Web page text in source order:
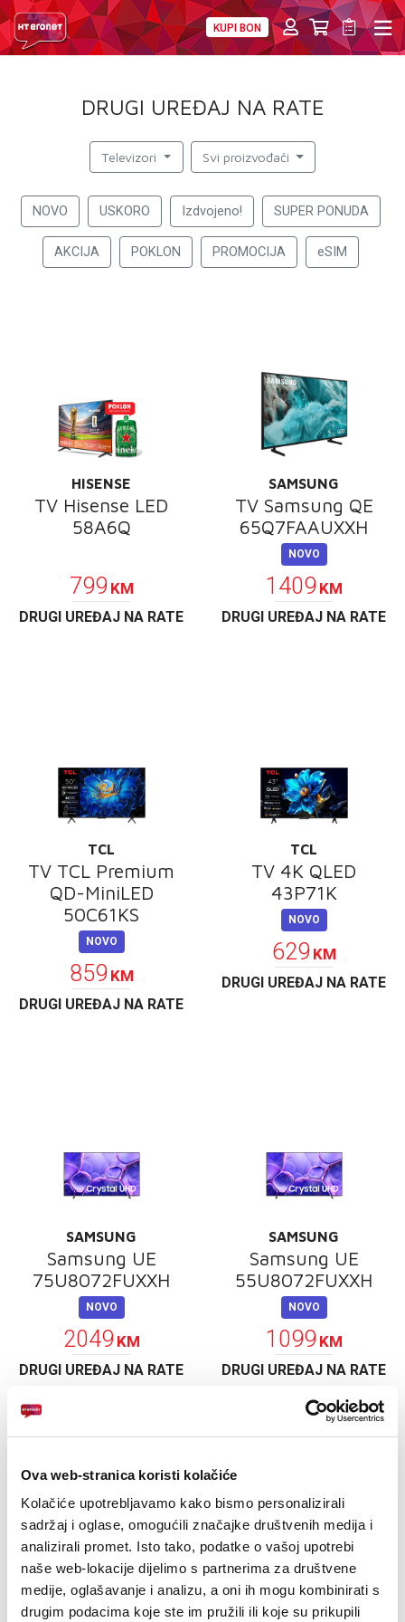
Ova web-stranica koristi kolačiće
Kolačiće upotrebljavamo kako bismo personalizirali
sadržaj i oglase, omogućili značajke društvenih medija i
analizirali promet. Isto tako, podatke o vašoj upotrebi
naše web-lokacije dijelimo s partnerima za društvene
medije, oglašavanje i analizu, a oni ih mogu kombinirati s
drugim podacima koje ste im pružili ili koje su prikupili
KUPI BON
!HEJ
INTERNET+TV
E-RAČUN
PODRŠKA
TELEFONSKI IMENIK
DRUGI UREĐAJ NA RATE
Televizori Svi proizvođači
NOVO USKORO Izdvojeno! SUPER PONUDA
AKCIJA POKLON PROMOCIJA eSIM
HISENSE
TV Hisense LED
58A6Q
799 KM
DRUGI UREĐAJ NA RATE
SAMSUNG
TV Samsung QE
65Q7FAAUXXH
NOVO
1409 KM
DRUGI UREĐAJ NA RATE
TCL
TV TCL Premium
QD-MiniLED
50C61KS
NOVO
859 KM
DRUGI UREĐAJ NA RATE
TCL
TV 4K QLED
43P71K
NOVO
629 KM
DRUGI UREĐAJ NA RATE
SAMSUNG
Samsung UE
75U8072FUXXH
NOVO
2049 KM
DRUGI UREĐAJ NA RATE
SAMSUNG
Samsung UE
55U8072FUXXH
NOVO
1099 KM
DRUGI UREĐAJ NA RATE
PHILIPS